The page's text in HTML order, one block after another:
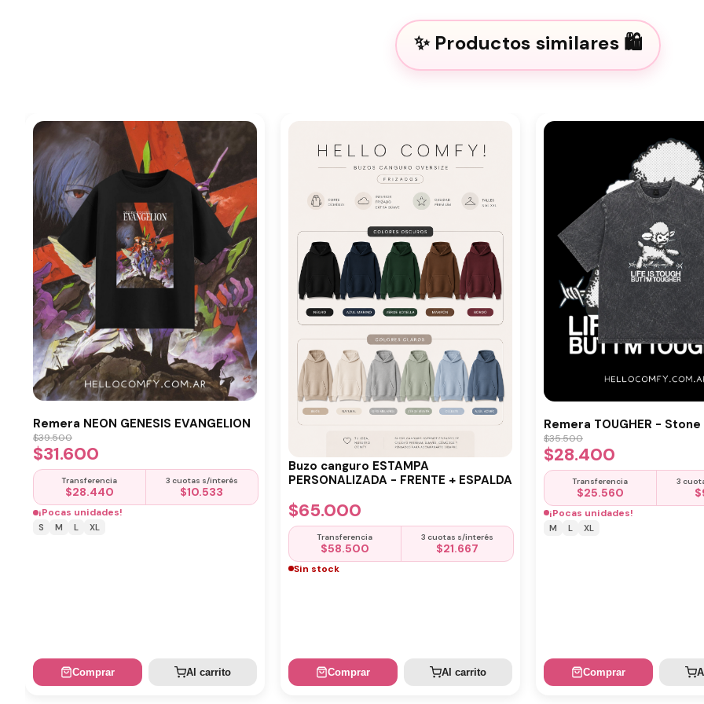
Productos similares
Remera NEON GENESIS EVANGELION
$39.500
$31.600
Transferencia
$28.440
3 cuotas s/interés
$10.533
¡Pocas unidades!
S M L XL
Comprar Al carrito
Buzo canguro ESTAMPA
PERSONALIZADA - FRENTE + ESPALDA
$65.000
Transferencia
$58.500
3 cuotas s/interés
$21.667
Sin stock
Comprar Al carrito
Remera TOUGHER - Stone
$35.500
$28.400
Transferencia
$25.560
3
$
¡Pocas unidades!
M L XL
Comprar